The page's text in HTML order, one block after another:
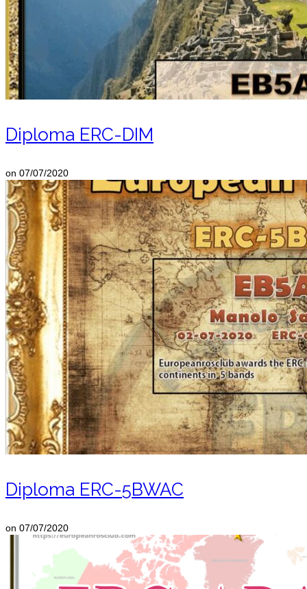
Diploma ERC-DIM
on 07/07/2020
Diploma ERC-5BWAC
on 07/07/2020